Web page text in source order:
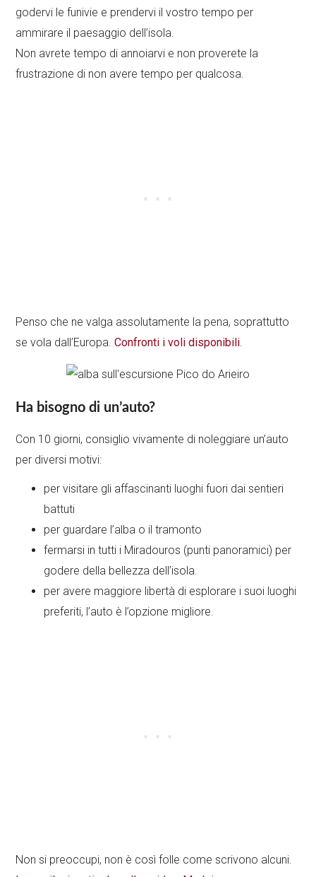
godervi le funivie e prendervi il vostro tempo per
ammirare il paesaggio dell’isola.
Non avrete tempo di annoiarvi e non proverete la
frustrazione di non avere tempo per qualcosa.
Penso che ne valga assolutamente la pena, soprattutto
se vola dall’Europa.Confronti i voli disponibili.
Ha bisogno di un’auto?
Con 10 giorni, consiglio vivamente di noleggiare un’auto
per diversi motivi:
per visitare gli affascinanti luoghi fuori dai sentieri
battuti
per guardare l’alba o il tramonto
fermarsi in tutti i Miradouros (punti panoramici) per
godere della bellezza dell’isola.
per avere maggiore libertà di esplorare i suoi luoghi
preferiti, l’auto è l’opzione migliore.
Non si preoccupi, non è così folle come scrivono alcuni.